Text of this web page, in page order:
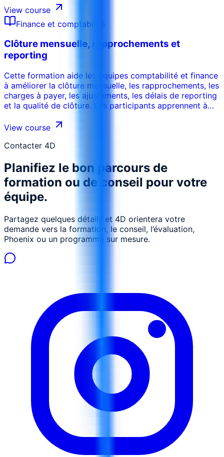
et les recommandations pratiques.
View course
Finance et comptabilité
Clôture mensuelle, rapprochements et
reporting
Cette formation aide les équipes comptabilité et finance
à améliorer la clôture mensuelle, les rapprochements, les
charges à payer, les ajustements, les délais de reporting
et la qualité de clôture. Les participants apprennent à
identifier les erreurs, résoudre les écarts et produire des
View course
Contacter 4D
Planifiez le bon parcours de
formation ou de conseil pour votre
équipe.
Partagez quelques détails et 4D orientera votre
demande vers la formation, le conseil, l’évaluation,
Phoenix ou un programme sur mesure.